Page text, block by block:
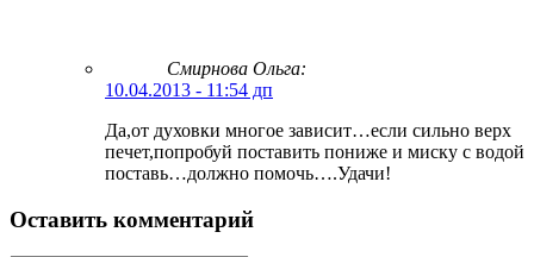
Смирнова Ольга:
10.04.2013 - 11:54 дп
Да,от духовки многое зависит…если сильно верх
печет,попробуй поставить пониже и миску с водой
поставь…должно помочь….Удачи!
Оставить комментарий